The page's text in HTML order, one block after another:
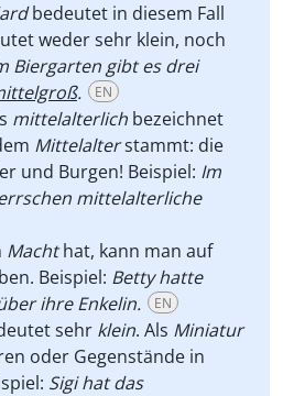
bedeutet in diesem Fall
weder sehr klein, noch
Biergarten gibt es drei
. EN
mittelalterlich bezeichnet
Mittelalterstammt: die
und Burgen! Beispiel: Im
mittelalterliche
Machthat, kann man auf
Beispiel: Betty hatte
ihre Enkelin. EN
sehr klein. Als Miniatur
oder Gegenstände in
Sigi hat das